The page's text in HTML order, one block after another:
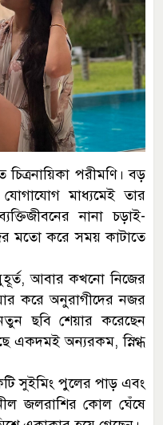
পরীমণি। বড়
যোগাযোগ মাধ্যমেই তার
নানা চড়াই-
মতো করে সময় কাটাতে
আবার কখনো নিজের
করে অনুরাগীদের নজর
ছবি শেয়ার করেছেন
একদমই অন্যরকম, স্নিগ্ধ
সুইমিং পুলের পাড় এবং
নীল জলরাশির কোল ঘেঁষে